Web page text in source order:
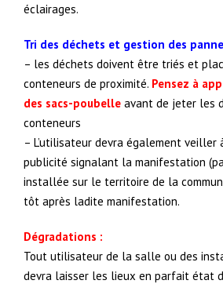
éclairages.
Tri des déchets et gestion des
– les déchets doivent être triés et
conteneurs de proximité. Pensez à
des sacs-poubelle avant de jeter les
conteneurs
– L’utilisateur devra également veiller
publicité signalant la manifestation
installée sur le territoire de la
tôt après ladite manifestation.
Dégradations :
Tout utilisateur de la salle ou des
devra laisser les lieux en parfait état